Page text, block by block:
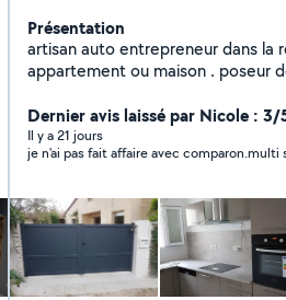
Présentation
artisan auto entrepreneur dans la
appartement ou maison . poseur
peinture interieure et exterieure plus de 10 ans d
Dernier avis laissé par Nicole : 3/
Il y a 21 jours
je n'ai pas fait affaire avec comparon.multi